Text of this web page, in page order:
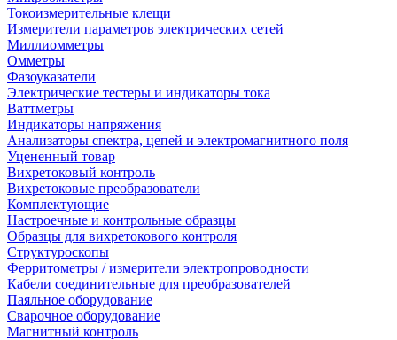
Токоизмерительные клещи
Измерители параметров электрических сетей
Миллиомметры
Омметры
Фазоуказатели
Электрические тестеры и индикаторы тока
Ваттметры
Индикаторы напряжения
Анализаторы спектра, цепей и электромагнитного поля
Уцененный товар
Вихретоковый контроль
Вихретоковые преобразователи
Комплектующие
Настроечные и контрольные образцы
Образцы для вихретокового контроля
Структуроскопы
Ферритометры / измерители электропроводности
Кабели соединительные для преобразователей
Паяльное оборудование
Сварочное оборудование
Магнитный контроль